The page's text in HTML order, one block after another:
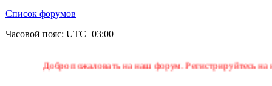
Список форумов
Часовой пояс: UTC+03:00
Добро пожаловать на наш форум. Регистрируйтесь на